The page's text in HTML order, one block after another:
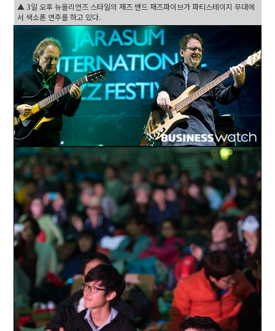
▲ 3일 오후 뉴올리언즈 스타일의 재즈 밴드 재즈파이브가 파티스테이지 무대에
서 색소폰 연주를 하고 있다.